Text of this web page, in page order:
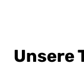
Unsere